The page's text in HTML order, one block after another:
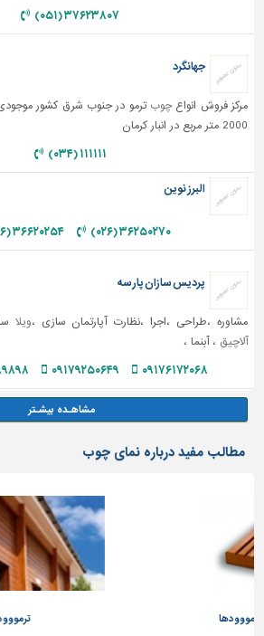
۳۷۶۲۳۸۰۷ (۰۵۱)
جهانگرد
مرکز فروش انواعچوب ترمو در جنوب شرق کشور
2000 متر مربع در انبار کرمان
۱۱۱۱۱۱ (۰۳۴)
البرز نوین
۳۶۲۵۰۲۷۰ (۰۲۶) ۳۶۶۲۰۲۵۴ (۰۲۶)
پردیس سازان پارسه
مشاوره ،طراحی ،اجرا ،نظارت آپارتمان سازی ،ویلا
آلاچیق ، آبنما ،
۰۹۱۷۶۱۷۲۰۶۸ ۰۹۱۷۹۲۵۰۶۴۹
مطالب مفید درباره نمای چوب
ترمووود چیست ؟